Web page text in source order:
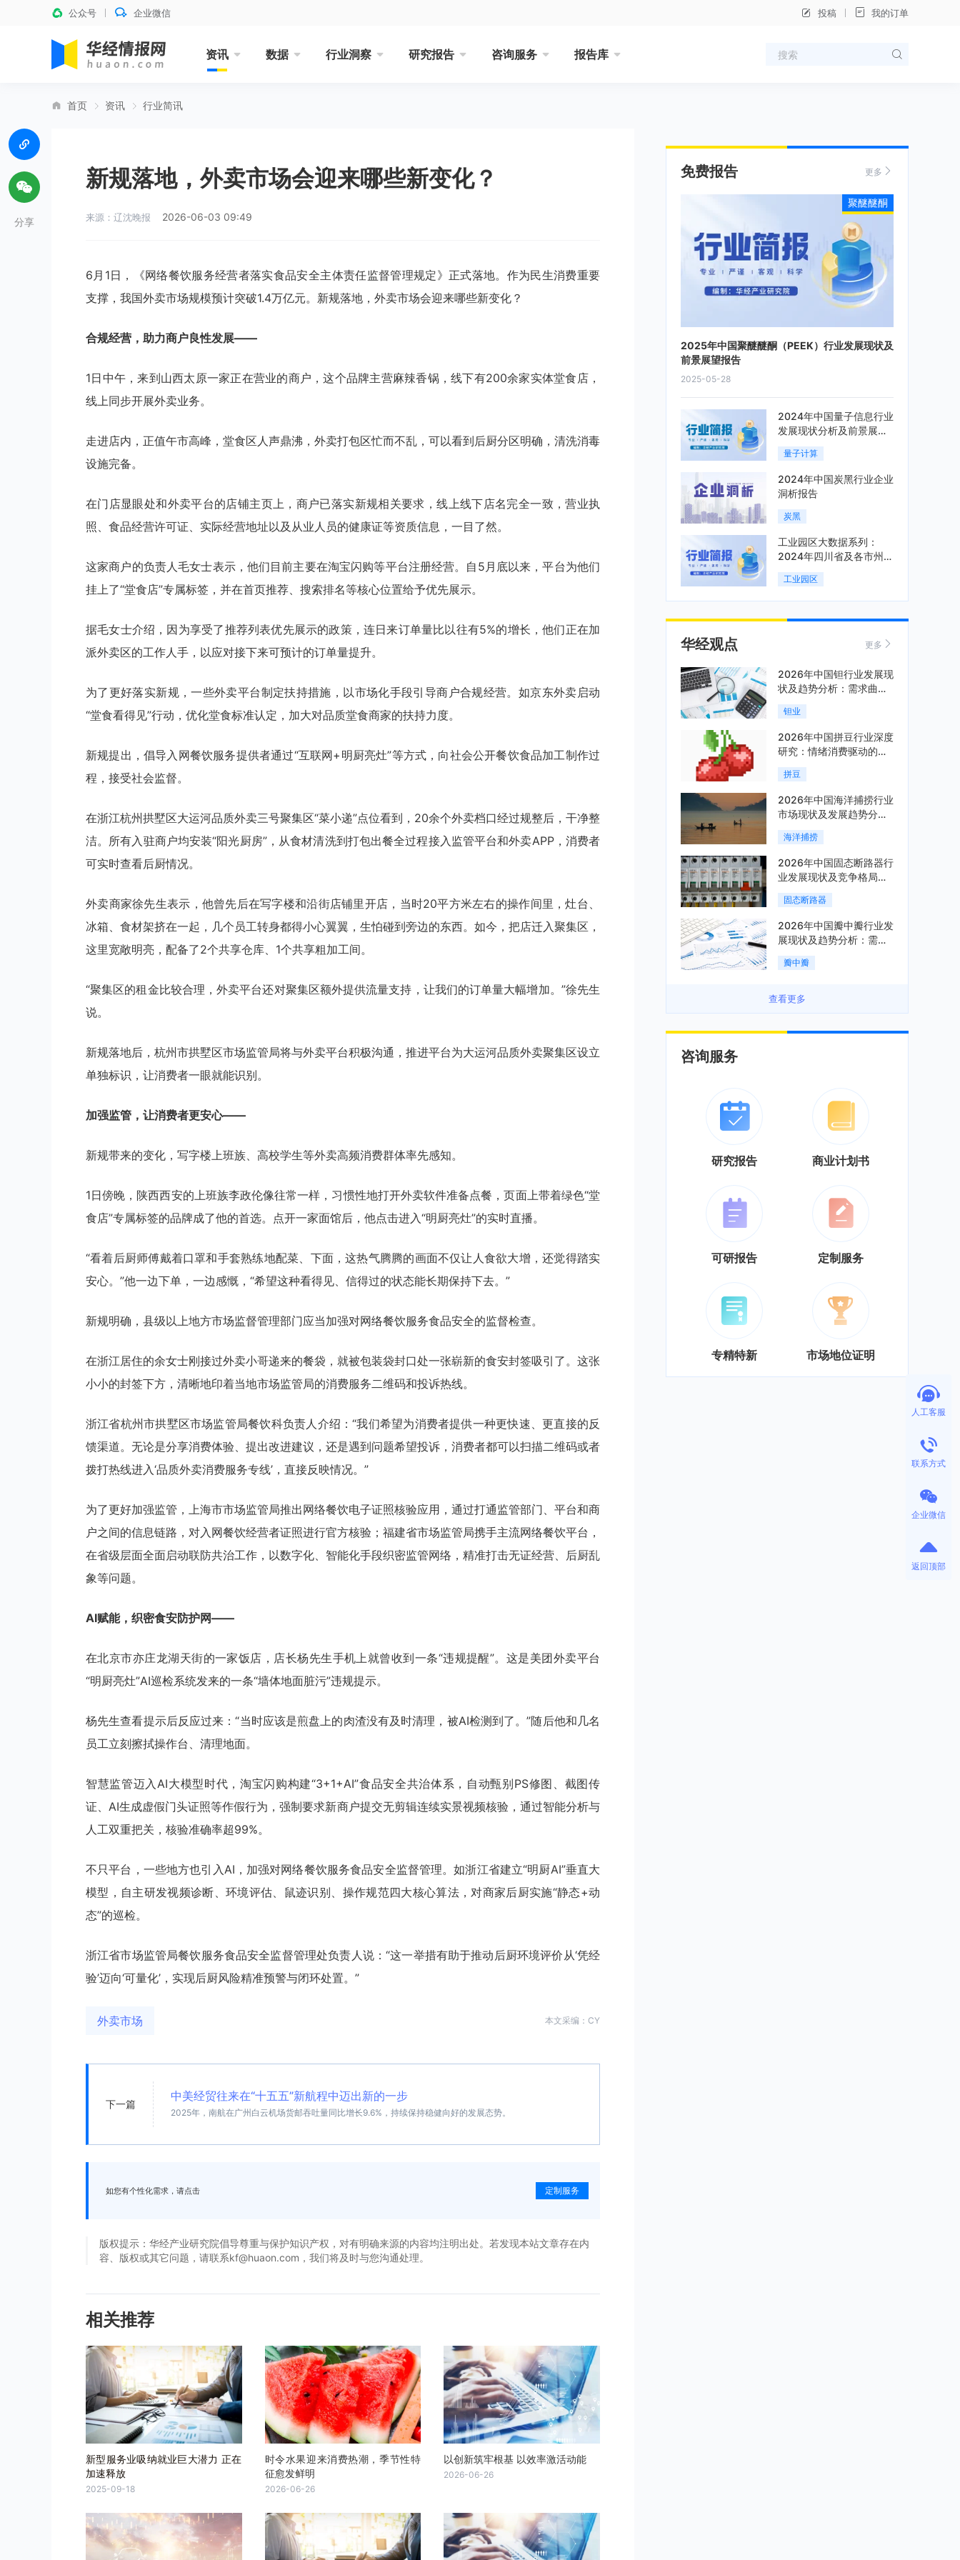
公众号 企业微信 投稿 我的订单
资讯 数据 行业洞察 研究报告 咨询服务 报告库
首页 资讯 行业简讯
新规落地，外卖市场会迎来哪些新变化？
来源：辽沈晚报 2026-06-03 09:49
6月1日，《网络餐饮服务经营者落实食品安全主体责任监督管理规定》正式落地。作为民生消费重要
支撑，我国外卖市场规模预计突破1.4万亿元。新规落地，外卖市场会迎来哪些新变化？
合规经营，助力商户良性发展——
1日中午，来到山西太原一家正在营业的商户，这个品牌主营麻辣香锅，线下有200余家实体堂食店，
线上同步开展外卖业务。
走进店内，正值午市高峰，堂食区人声鼎沸，外卖打包区忙而不乱，可以看到后厨分区明确，清洗消毒
设施完备。
在门店显眼处和外卖平台的店铺主页上，商户已落实新规相关要求，线上线下店名完全一致，营业执
照、食品经营许可证、实际经营地址以及从业人员的健康证等资质信息，一目了然。
这家商户的负责人毛女士表示，他们目前主要在淘宝闪购等平台注册经营。自5月底以来，平台为他们
挂上了“堂食店”专属标签，并在首页推荐、搜索排名等核心位置给予优先展示。
据毛女士介绍，因为享受了推荐列表优先展示的政策，连日来订单量比以往有5%的增长，他们正在加
派外卖区的工作人手，以应对接下来可预计的订单量提升。
为了更好落实新规，一些外卖平台制定扶持措施，以市场化手段引导商户合规经营。如京东外卖启动
“堂食看得见”行动，优化堂食标准认定，加大对品质堂食商家的扶持力度。
新规提出，倡导入网餐饮服务提供者通过“互联网+明厨亮灶”等方式，向社会公开餐饮食品加工制作过
程，接受社会监督。
在浙江杭州拱墅区大运河品质外卖三号聚集区“菜小递”点位看到，20余个外卖档口经过规整后，干净整
洁。所有入驻商户均安装“阳光厨房”，从食材清洗到打包出餐全过程接入监管平台和外卖APP，消费者
可实时查看后厨情况。
外卖商家徐先生表示，他曾先后在写字楼和沿街店铺里开店，当时20平方米左右的操作间里，灶台、
冰箱、食材架挤在一起，几个员工转身都得小心翼翼，生怕碰到旁边的东西。如今，把店迁入聚集区，
这里宽敞明亮，配备了2个共享仓库、1个共享粗加工间。
“聚集区的租金比较合理，外卖平台还对聚集区额外提供流量支持，让我们的订单量大幅增加。”徐先生
说。
新规落地后，杭州市拱墅区市场监管局将与外卖平台积极沟通，推进平台为大运河品质外卖聚集区设立
单独标识，让消费者一眼就能识别。
加强监管，让消费者更安心——
新规带来的变化，写字楼上班族、高校学生等外卖高频消费群体率先感知。
1日傍晚，陕西西安的上班族李政伦像往常一样，习惯性地打开外卖软件准备点餐，页面上带着绿色“堂
食店”专属标签的品牌成了他的首选。点开一家面馆后，他点击进入“明厨亮灶”的实时直播。
“看着后厨师傅戴着口罩和手套熟练地配菜、下面，这热气腾腾的画面不仅让人食欲大增，还觉得踏实
安心。”他一边下单，一边感慨，“希望这种看得见、信得过的状态能长期保持下去。”
新规明确，县级以上地方市场监督管理部门应当加强对网络餐饮服务食品安全的监督检查。
在浙江居住的余女士刚接过外卖小哥递来的餐袋，就被包装袋封口处一张崭新的食安封签吸引了。这张
小小的封签下方，清晰地印着当地市场监管局的消费服务二维码和投诉热线。
浙江省杭州市拱墅区市场监管局餐饮科负责人介绍：“我们希望为消费者提供一种更快速、更直接的反
馈渠道。无论是分享消费体验、提出改进建议，还是遇到问题希望投诉，消费者都可以扫描二维码或者
拨打热线进入‘品质外卖消费服务专线’，直接反映情况。”
为了更好加强监管，上海市市场监管局推出网络餐饮电子证照核验应用，通过打通监管部门、平台和商
户之间的信息链路，对入网餐饮经营者证照进行官方核验；福建省市场监管局携手主流网络餐饮平台，
在省级层面全面启动联防共治工作，以数字化、智能化手段织密监管网络，精准打击无证经营、后厨乱
象等问题。
AI赋能，织密食安防护网——
在北京市亦庄龙湖天街的一家饭店，店长杨先生手机上就曾收到一条“违规提醒”。这是美团外卖平台
“明厨亮灶”AI巡检系统发来的一条“墙体地面脏污”违规提示。
杨先生查看提示后反应过来：“当时应该是煎盘上的肉渣没有及时清理，被AI检测到了。”随后他和几名
员工立刻擦拭操作台、清理地面。
智慧监管迈入AI大模型时代，淘宝闪购构建“3+1+AI”食品安全共治体系，自动甄别PS修图、截图传
证、AI生成虚假门头证照等作假行为，强制要求新商户提交无剪辑连续实景视频核验，通过智能分析与
人工双重把关，核验准确率超99%。
不只平台，一些地方也引入AI，加强对网络餐饮服务食品安全监督管理。如浙江省建立“明厨AI”垂直大
模型，自主研发视频诊断、环境评估、鼠迹识别、操作规范四大核心算法，对商家后厨实施“静态+动
态”的巡检。
浙江省市场监管局餐饮服务食品安全监督管理处负责人说：“这一举措有助于推动后厨环境评价从‘凭经
验’迈向‘可量化’，实现后厨风险精准预警与闭环处置。”
外卖市场 本文采编：CY
下一篇
中美经贸往来在“十五五”新航程中迈出新的一步
2025年，南航在广州白云机场货邮吞吐量同比增长9.6%，持续保持稳健向好的发展态势。
如您有个性化需求，请点击 定制服务
版权提示：华经产业研究院倡导尊重与保护知识产权，对有明确来源的内容均注明出处。若发现本站文章存在内
容、版权或其它问题，请联系kf@huaon.com，我们将及时与您沟通处理。
相关推荐
新型服务业吸纳就业巨大潜力 正在
加速释放
2025-09-18
时令水果迎来消费热潮，季节性特
征愈发鲜明
2026-06-26
以创新筑牢根基 以效率激活动能
2026-06-26
分享
免费报告 更多
2025年中国聚醚醚酮（PEEK）行业发展现状及
前景展望报告
2025-05-28
聚醚醚酮
2024年中国量子信息行业
发展现状分析及前景展望
报告
量子计算
2024年中国炭黑行业企业
洞析报告
炭黑
工业园区大数据系列：
2024年四川省及各市州工
业园区全景洞析报告
工业园区
华经观点 更多
2026年中国钽行业发展现
状及趋势分析：需求曲线
陡峭与供给曲线平缓的博
弈加剧「图」
钽业
2026年中国拼豆行业深度
研究：情绪消费驱动的新
兴手工赛道「图」
拼豆
2026年中国海洋捕捞行业
市场现状及发展趋势分
析：科技赋能与智能化转
型加速「图」
海洋捕捞
2026年中国固态断路器行
业发展现状及竞争格局分
析：国际巨头领跑技术，
国内企业加速追赶「图」
固态断路器
2026年中国瓣中瓣行业发
展现状及趋势分析：需求
可持续释放，市场发展前
景良好「图」
瓣中瓣
查看更多
咨询服务
研究报告 商业计划书
可研报告 定制服务
专精特新 市场地位证明
人工客服
联系方式
企业微信
返回顶部